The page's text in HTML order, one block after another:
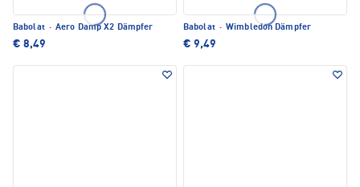
Babolat · Aero Damp X2 Dämpfer
€ 8,49
Babolat · Wimbledon Dämpfer
€ 9,49